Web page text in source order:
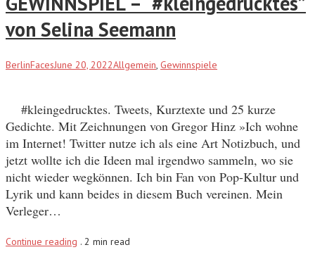
von Selina Seemann
BerlinFacesJune 20, 2022Allgemein, Gewinnspiele
#kleingedrucktes. Tweets, Kurztexte und 25 kurze
Gedichte. Mit Zeichnungen von Gregor Hinz »Ich wohne
im Internet! Twitter nutze ich als eine Art Notizbuch, und
jetzt wollte ich die Ideen mal irgendwo sammeln, wo sie
nicht wieder wegkönnen. Ich bin Fan von Pop-Kultur und
Lyrik und kann beides in diesem Buch vereinen. Mein
Verleger…
Continue reading . 2 min read